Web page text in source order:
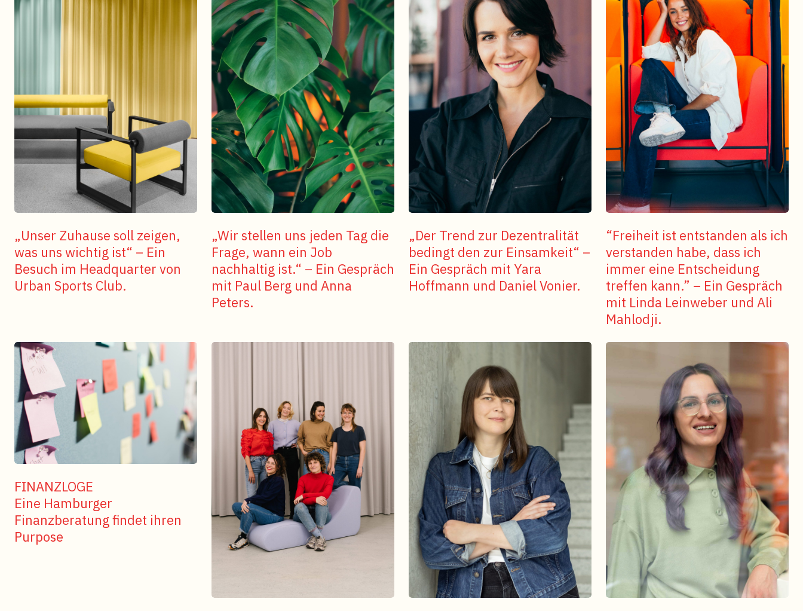
„Unser Zuhause soll zeigen,
was uns wichtig ist“ – Ein
Besuch im Headquarter von
Urban Sports Club.
„Wir stellen uns jeden Tag die
Frage, wann ein Job
nachhaltig ist.“ – Ein Gespräch
mit Paul Berg und Anna
Peters.
„Der Trend zur Dezentralität
bedingt den zur Einsamkeit“ –
Ein Gespräch mit Yara
Hoffmann und Daniel Vonier.
“Freiheit ist entstanden als ich
verstanden habe, dass ich
immer eine Entscheidung
treffen kann.” – Ein Gespräch
mit Linda Leinweber und Ali
Mahlodji.
FINANZLOGE
Eine Hamburger
Finanzberatung findet ihren
Purpose